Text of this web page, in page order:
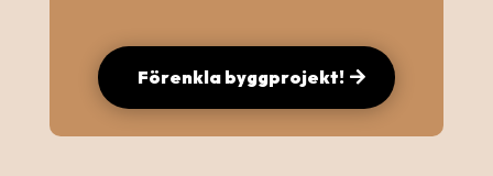
Förenkla byggprojekt!